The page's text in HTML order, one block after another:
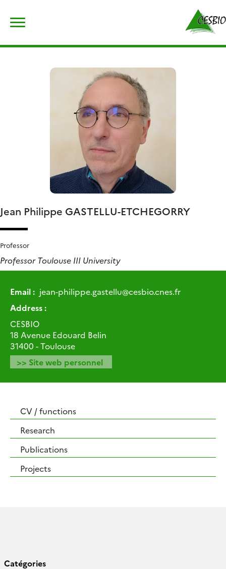
content
Jean Philippe GASTELLU-ETCHEGORRY
Professor
Professor Toulouse III University
Email : jean-philippe.gastellu@cesbio.cnes.fr
Address :
CESBIO
18 Avenue Edouard Belin
31400 - Toulouse
>> Site web personnel
CV / functions
Research
Publications
Projects
Catégories